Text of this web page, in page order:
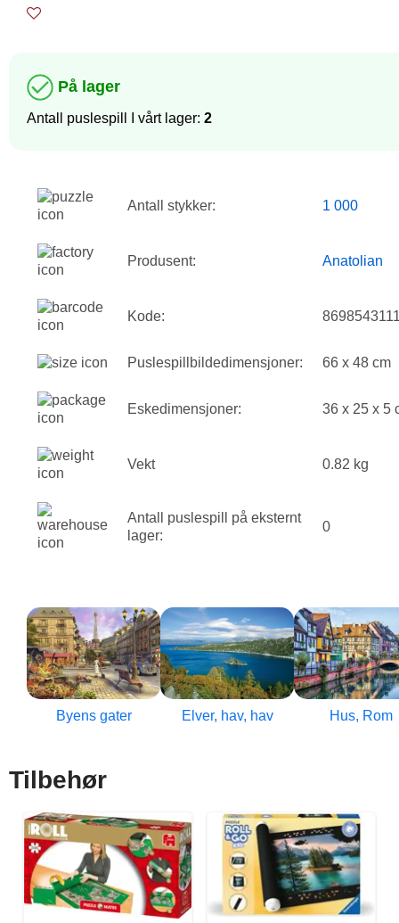
På lager
Antall puslespill I vårt lager: 2
Antall stykker: 1 000
Produsent: Anatolian
Kode:
Puslespillbildedimensjoner: 66 x 48 cm
Eskedimensjoner: 36 x 25 x 5
Vekt 0.82 kg
Antall puslespill på eksternt
lager:
0
Byens gater Elver, hav, hav Hus, Rom
Tilbehør